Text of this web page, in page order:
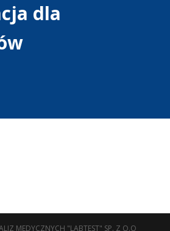
dla
MEDYCZNYCH "LABTEST" SP. Z O.O